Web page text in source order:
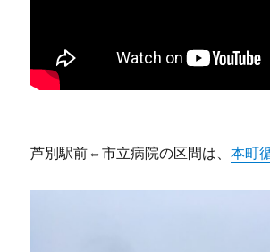
芦別駅前⇔市立病院の区間は、本町